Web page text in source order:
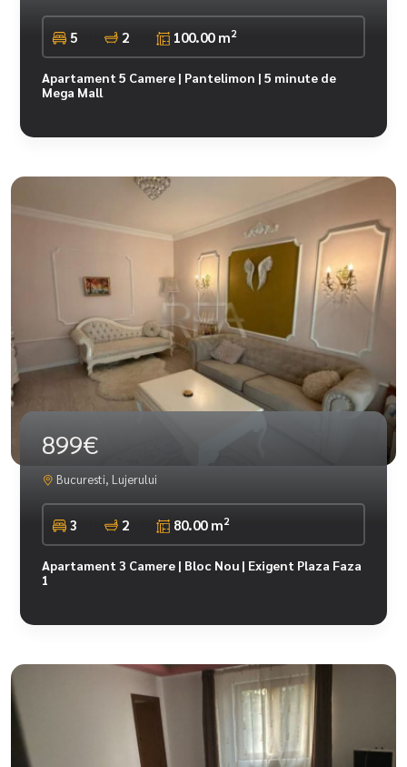
5 2 100.00 m2
Apartament 5 Camere | Pantelimon | 5 minute de
Mega Mall
899€
Bucuresti, Lujerului
3 2 80.00 m2
Apartament 3 Camere | Bloc Nou | Exigent Plaza Faza
1